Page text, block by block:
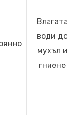
Влагата
води до
мухъл и
гниене